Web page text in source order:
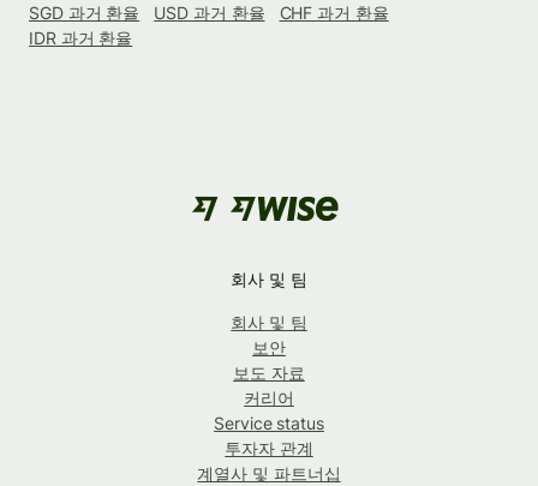
SGD 과거 환율
USD 과거 환율
CHF 과거 환율
IDR 과거 환율
회사 및 팀
회사 및 팀
보안
보도 자료
커리어
Service status
투자자 관계
계열사 및 파트너십